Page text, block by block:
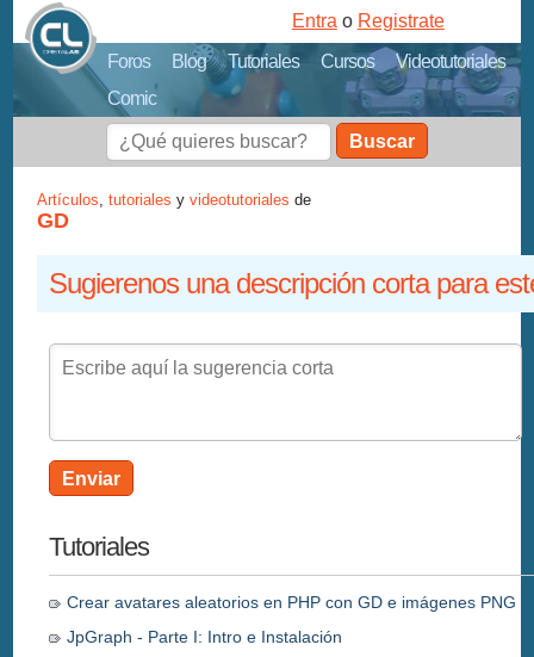
Foros Blog Tutoriales Cursos
Videotutoriales
Comic
Entra o Registrate
Buscar
Artículos,tutoriales yvideotutoriales de
GD
Sugierenos una descripción corta para
Enviar
Tutoriales
Crear avatares aleatorios en PHP con GD e imágenes PNG
JpGraph - Parte I: Intro e Instalación